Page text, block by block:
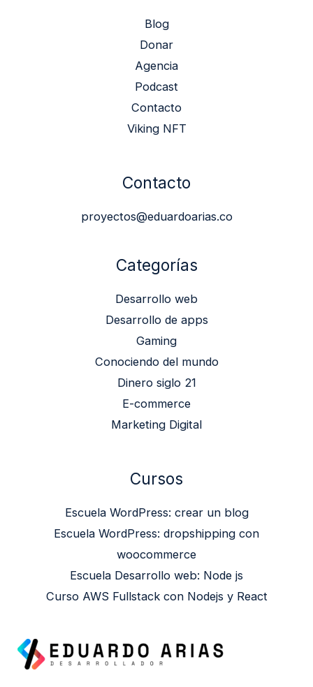
Blog
Donar
Agencia
Podcast
Contacto
Viking NFT
Contacto
proyectos@eduardoarias.co
Categorías
Desarrollo web
Desarrollo de apps
Gaming
Conociendo del mundo
Dinero siglo 21
E-commerce
Marketing Digital
Cursos
Escuela WordPress: crear un blog
Escuela WordPress: dropshipping con
woocommerce
Escuela Desarrollo web: Node js
Curso AWS Fullstack con Nodejs y React